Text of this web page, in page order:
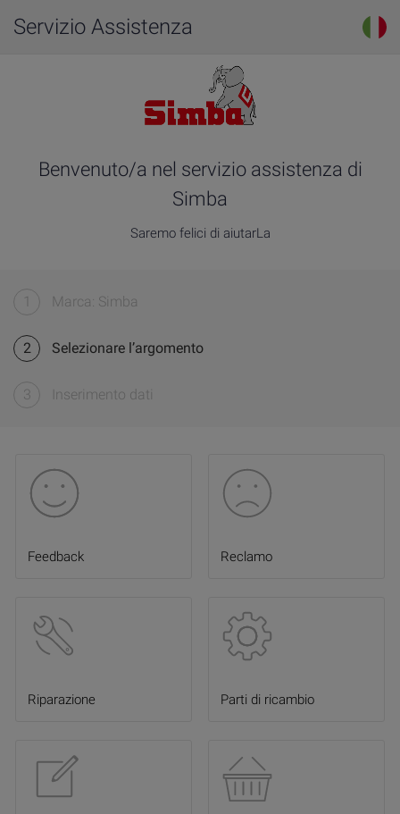
Servizio Assistenza
Benvenuto/a nel servizio assistenza di
Simba
Saremo felici di aiutarLa
1 Marca: Simba
2 Selezionare l’argomento
3 Inserimento dati
Feedback Reclamo
Riparazione Parti di ricambio